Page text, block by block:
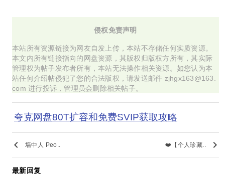
侵权免责声明
本站所有资源链接为网友自发上传，本站不存储任何实质资源。
本文内所有链接指向的网盘资源，其版权归版权方所有，其实际
管理权为帖子发布者所有，本站无法操作相关资源。如您认为本
站任何介绍帖侵犯了您的合法版权，请发送邮件 zjhgx163@163.
com 进行投诉，管理员会删除相关帖子。
夸克网盘80T扩容和免费SVIP获取攻略
keyboard_arrow_left 墙中人 Peo.. ❤️【个人珍藏.. keyboard_arrow_right
最新回复